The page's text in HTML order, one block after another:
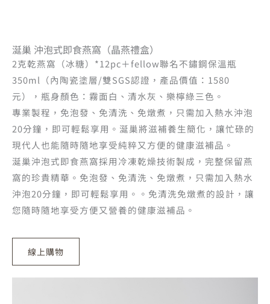
涎巢 沖泡式即食燕窩（晶燕禮盒）
2克乾燕窩（冰糖）*12pc＋fellow聯名不鏽鋼保溫瓶
350ml（內陶瓷塗層/雙SGS認證，產品價值：1580
元），瓶身顏色：霧面白、清水灰、樂檸綠三色。
專業製程，免泡發、免清洗、免燉煮，只需加入熱水沖泡
20分鐘，即可輕鬆享用。涎巢將滋補養生簡化，讓忙碌的
現代人也能隨時隨地享受純粹又方便的健康滋補品。
涎巢沖泡式即食燕窩採用冷凍乾燥技術製成，完整保留燕
窩的珍貴精華。免泡發、免清洗、免燉煮，只需加入熱水
沖泡20分鐘，即可輕鬆享用。。免清洗免燉煮的設計，讓
您隨時隨地享受方便又營養的健康滋補品。
線上購物